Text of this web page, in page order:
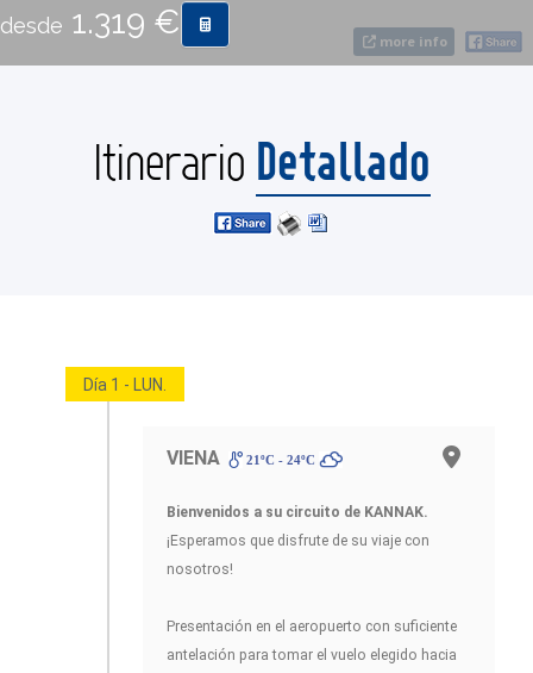
more info
desde 1.319 €
Itinerario Detallado
Día 1 - LUN.
VIENA 21ºC - 24ºC
Bienvenidos a su circuito de KANNAK.
¡Esperamos que disfrute de su viaje con
nosotros!
Presentación en el aeropuerto con suficiente
antelación para tomar el vuelo elegido hacia